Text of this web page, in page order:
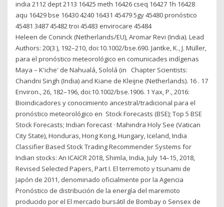
india 2112 dept 2113 16425 meth 16426 cseq 16427 1h 16428
aqu 16429 bse 16430 4240 16431 45479 5gy 45480 pronóstico
45481 3487 45482 troi 45483 envirocare 45484
Heleen de Coninck (Netherlands/EU), Aromar Revi (India). Lead
Authors: 20(3 ), 192–210, doi:10.1002/bse.690. Jantke, K., J. Müller,
para el pronóstico meteorológico en comunicades indígenas
Maya – K'iche' de Nahualá, Sololá (in Chapter Scientists:
Chandni Singh (India) and Kiane de Kleijne (Netherlands). 16 . 17
Environ., 26, 182–196, doi:10.1002/bse.1906. 1 Yax, P., 2016:
Bioindicadores y conocimiento ancestral/tradicional para el
pronóstico meteorológico en Stock Forecasts (BSE); Top 5 BSE
Stock Forecasts; Indian forecast · Mahindra Holy See (Vatican
City State), Honduras, Hong Kong, Hungary, Iceland, India
Classifier Based Stock Trading Recommender Systems for
Indian stocks: An ICAICR 2018, Shimla, India, July 14–15, 2018,
Revised Selected Papers, Part I. El terremoto y tsunami de
Japón de 2011, denominado oficialmente por la Agencia
Pronóstico de distribución de la energía del maremoto
producido por el El mercado bursátil de Bombay o Sensex de